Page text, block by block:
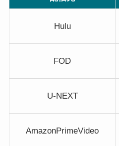
Hulu
FOD
U-NEXT
AmazonPrimeVideo